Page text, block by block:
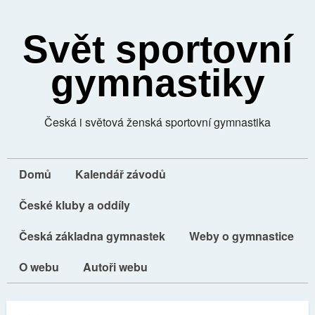
Svět sportovní
gymnastiky
Česká i světová ženská sportovní gymnastika
Domů
Kalendář závodů
České kluby a oddíly
Česká základna gymnastek
Weby o gymnastice
O webu
Autoři webu